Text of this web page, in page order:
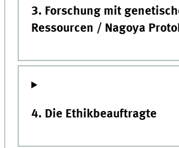
3. Forschung mit
Ressourcen / Nagoya
4. Die Ethikbeauftragte